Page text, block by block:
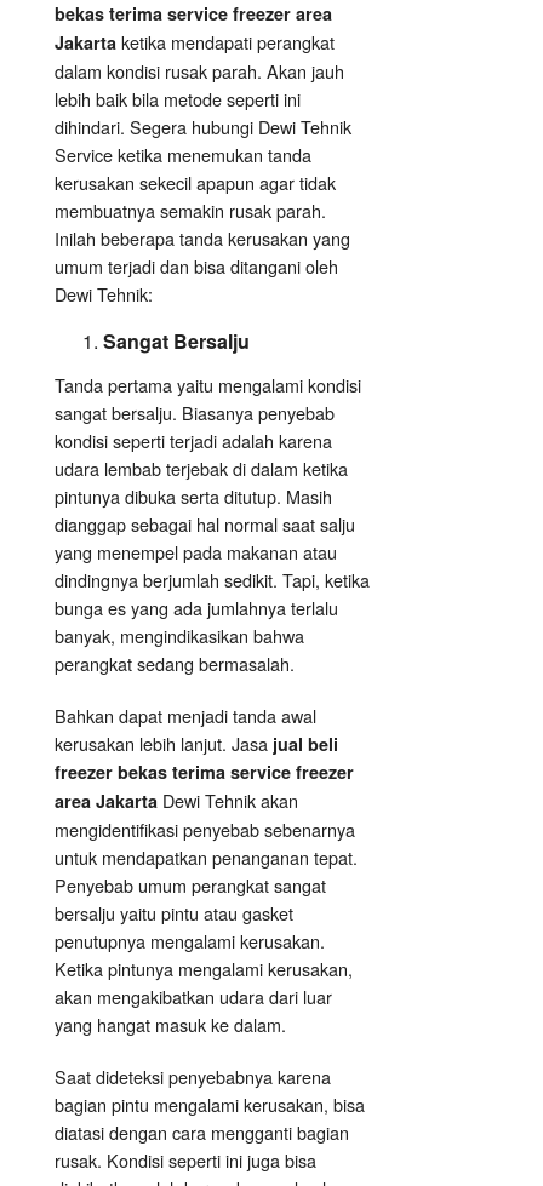
bekas terima service freezer area
Jakarta ketika mendapati perangkat
dalam kondisi rusak parah. Akan jauh
lebih baik bila metode seperti ini
dihindari. Segera hubungi Dewi Tehnik
Service ketika menemukan tanda
kerusakan sekecil apapun agar tidak
membuatnya semakin rusak parah.
Inilah beberapa tanda kerusakan yang
umum terjadi dan bisa ditangani oleh
Dewi Tehnik:
Sangat Bersalju
Tanda pertama yaitu mengalami kondisi
sangat bersalju. Biasanya penyebab
kondisi seperti terjadi adalah karena
udara lembab terjebak di dalam ketika
pintunya dibuka serta ditutup. Masih
dianggap sebagai hal normal saat salju
yang menempel pada makanan atau
dindingnya berjumlah sedikit. Tapi, ketika
bunga es yang ada jumlahnya terlalu
banyak, mengindikasikan bahwa
perangkat sedang bermasalah.
Bahkan dapat menjadi tanda awal
kerusakan lebih lanjut. Jasa jual beli
freezer bekas terima service freezer
area Jakarta Dewi Tehnik akan
mengidentifikasi penyebab sebenarnya
untuk mendapatkan penanganan tepat.
Penyebab umum perangkat sangat
bersalju yaitu pintu atau gasket
penutupnya mengalami kerusakan.
Ketika pintunya mengalami kerusakan,
akan mengakibatkan udara dari luar
yang hangat masuk ke dalam.
Saat dideteksi penyebabnya karena
bagian pintu mengalami kerusakan, bisa
diatasi dengan cara mengganti bagian
rusak. Kondisi seperti ini juga bisa